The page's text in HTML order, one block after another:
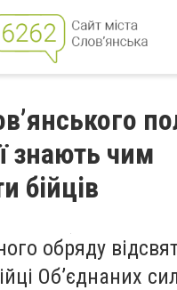
знають чим
бійців
обряду
Об’єднаних